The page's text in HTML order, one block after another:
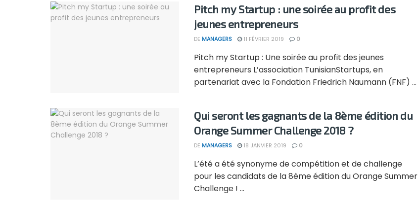
Pitch my Startup : une soirée au profit des
jeunes entrepreneurs
DE MANAGERS 11 FÉVRIER 2019 0
Pitch my Startup : Une soirée au profit des jeunes
entrepreneurs L’association TunisianStartups, en
partenariat avec la Fondation Friedrich Naumann (FNF) ...
Qui seront les gagnants de la 8ème édition du
Orange Summer Challenge 2018 ?
DE MANAGERS 18 JANVIER 2019 0
L’été a été synonyme de compétition et de challenge
pour les candidats de la 8ème édition du Orange Summer
Challenge ! ...